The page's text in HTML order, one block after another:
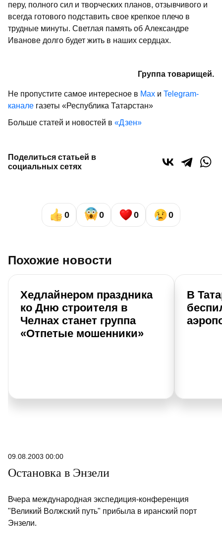
перу, полного сил и творческих планов, отзывчивого и
всегда готового подставить свое крепкое плечо в
трудные минуты. Светлая память об Александре
Иванове долго будет жить в наших сердцах.
Группа товарищей.
Не пропустите самое интересное в Max и Telegram-
канале газеты «Республика Татарстан»
Больше статей и новостей в «Дзен»
Поделиться статьей в
социальных сетях
0 0 0 0
Похожие новости
Хедлайнером праздника
ко Дню строителя в
Челнах станет группа
«Отпетые мошенники»
В
09.08.2003 00:00
Остановка в Энзели
Вчера международная экспедиция-конференция
"Великий Волжский путь" прибыла в иранский порт
Энзели.